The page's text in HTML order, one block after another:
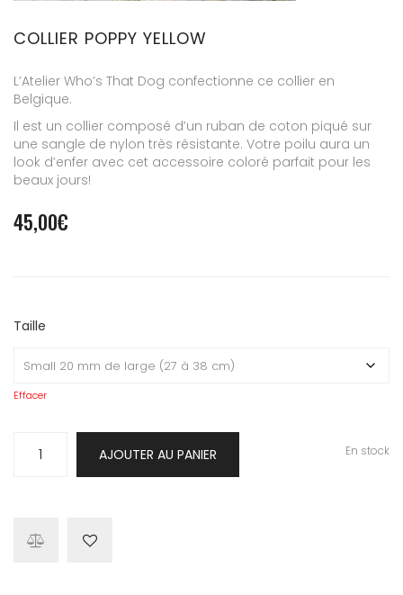
COLLIER POPPY YELLOW
L’Atelier Who’s That Dog confectionne ce collier en
Belgique.
Il est un collier composé d’un ruban de coton piqué sur
une sangle de nylon très résistante. Votre poilu aura un
look d’enfer avec cet accessoire coloré parfait pour les
beaux jours!
45,00€
Taille
Effacer
En stock
AJOUTER AU PANIER